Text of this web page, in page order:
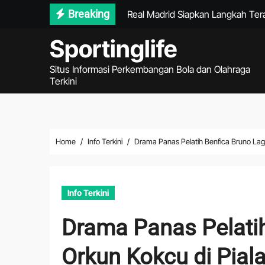
Breaking
Real Madrid Siapkan Langkah
Ragnar Oratmangoen Masuk
Garuda Perlu Menekan Sejak
Persib Gagal Juara Setelah
Sportinglife
Situs Informasi Perkembangan Bola dan Olahraga
Terkini
Home Info Terkini Drama Panas Pelatih Benfica Bruno
Info Terkini
Drama Panas
Orkun Kokcu di